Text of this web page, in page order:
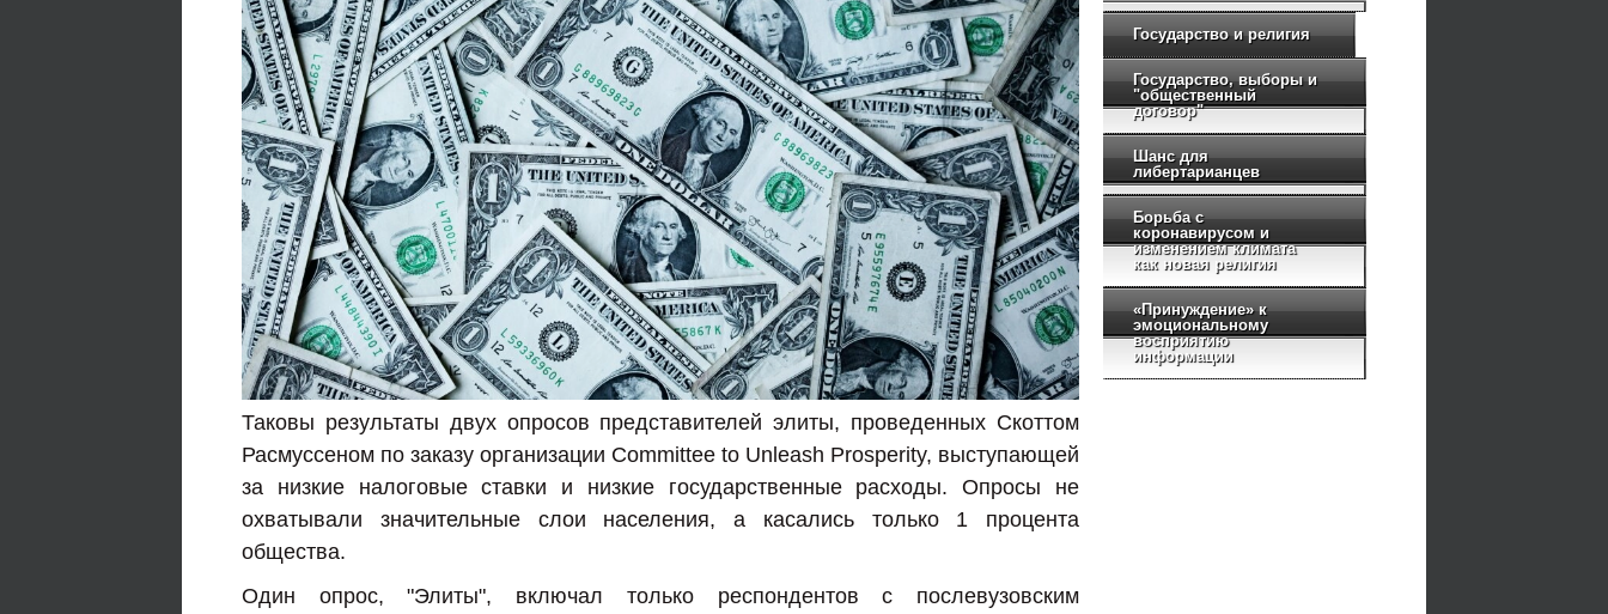
Таковы результаты двух опросов представителей элиты, проведенных Скоттом
Расмуссеном по заказу организации Committee to Unleash Prosperity, выступающей
за низкие налоговые ставки и низкие государственные расходы. Опросы не
охватывали значительные слои населения, а касались только 1 процента
общества.
Один опрос, "Элиты", включал только респондентов с послевузовским
Государство и религия
Государство, выборы и
"общественный
договор"
Шанс для
либертарианцев
Борьба с
коронавирусом и
изменением климата
как новая религия
«Принуждение» к
эмоциональному
восприятию
информации